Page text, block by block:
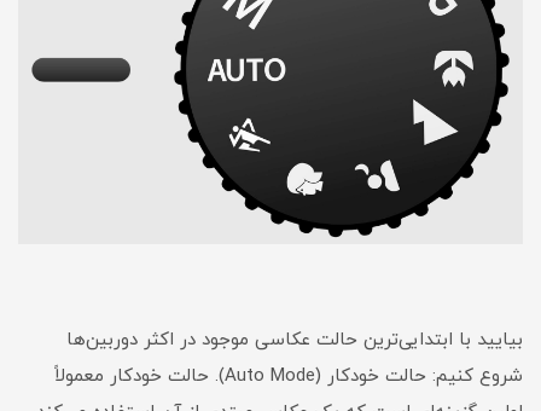
بیایید با ابتدایی‌ترین حالت عکاسی موجود در اکثر دوربین‌ها
شروع کنیم: حالت خودکار (Auto Mode). حالت خودکار معمولاً